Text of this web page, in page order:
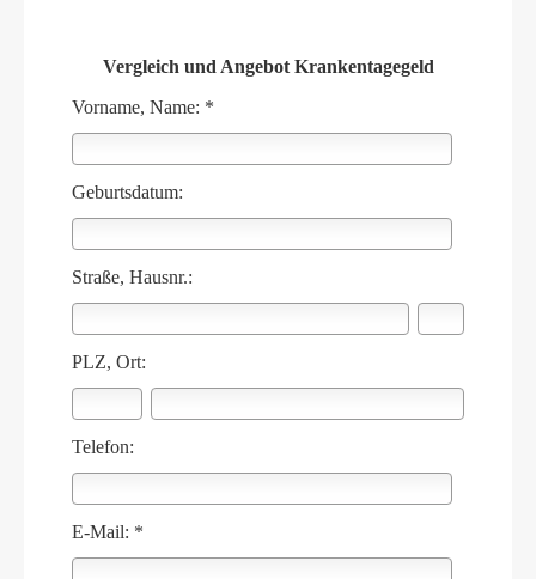
Vergleich und Angebot Krankentagegeld
Vorname, Name: *
Geburts­datum:
Straße, Hausnr.:
PLZ, Ort:
Telefon:
E-Mail: *